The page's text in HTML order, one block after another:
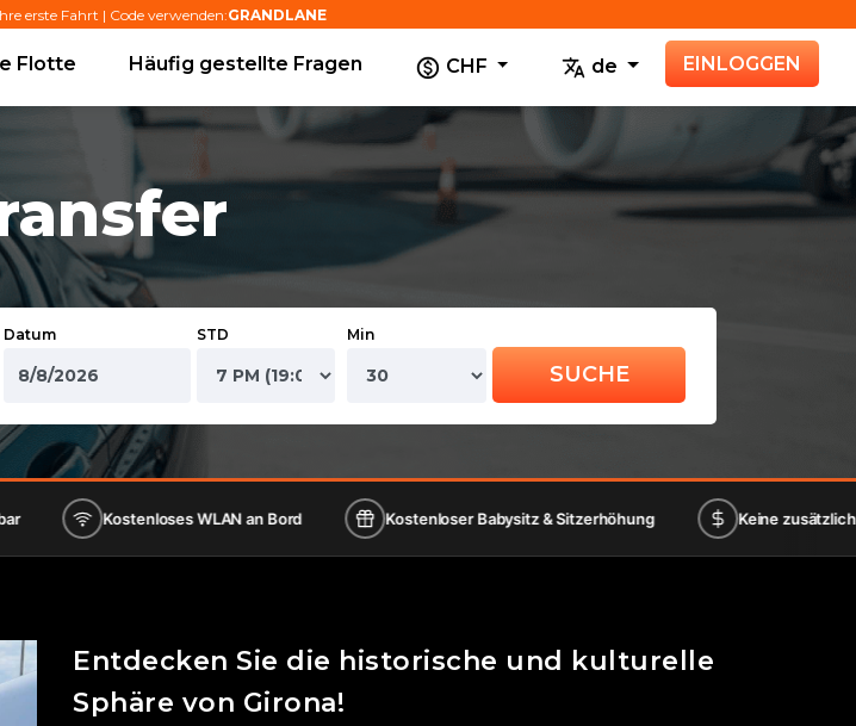
erste Fahrt | Code verwenden:GRANDLANE
Flotte Häufig gestellte Fragen CHF de EINLOGGEN
Datum STD Min
SUCHE
Kostenloses WLAN an Bord Kostenloser Babysitz & Sitzerhöhung Keine zusätzlichen
Entdecken Sie die historische und kulturelle
Sphäre von Girona!